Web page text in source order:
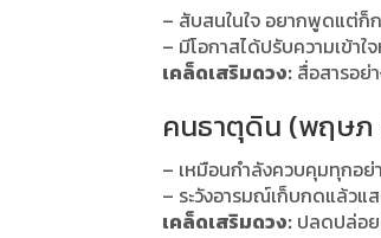
– สับสนในใจ อยากพูดแต่ก็
– มีโอกาสได้ปรับความเข้า
เคล็ดเสริมดวง: สื่อสารอย่
คนธาตุดิน (พฤษภ
– เหมือนกำลังควบคุมทุกอ
– ระวังอารมณ์เก็บกดแล้ว
เคล็ดเสริมดวง: ปลดปล่อย